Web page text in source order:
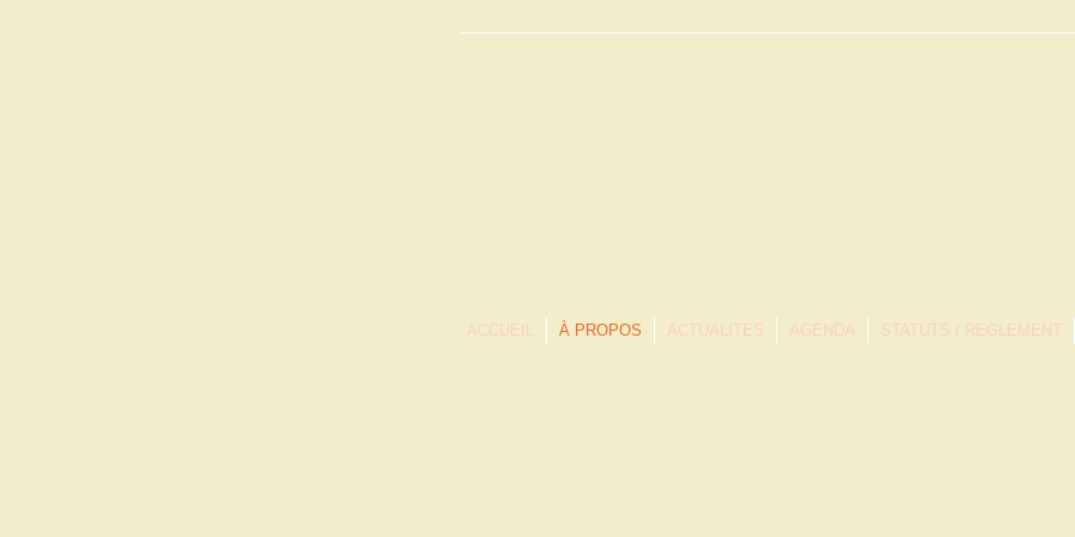
ACCUEIL À PROPOS ACTUALITES AGENDA STATUTS / REGLEMENT